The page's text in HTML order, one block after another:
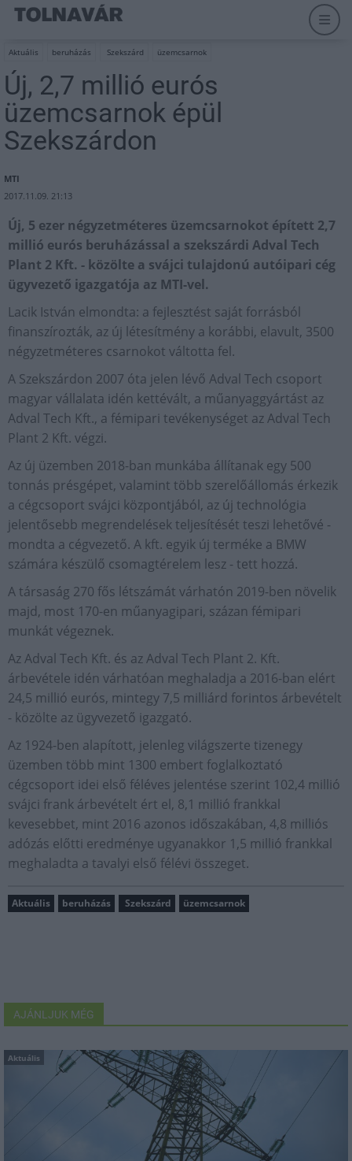
Aktuális beruházás Szekszárd üzemcsarnok
Új, 2,7 millió eurós
üzemcsarnok épül
Szekszárdon
MTI
2017.11.09. 21:13
Új, 5 ezer négyzetméteres üzemcsarnokot épített 2,7
millió eurós beruházással a szekszárdi Adval Tech
Plant 2 Kft. - közölte a svájci tulajdonú autóipari cég
ügyvezető igazgatója az MTI-vel.
Lacik István elmondta: a fejlesztést saját forrásból
finanszírozták, az új létesítmény a korábbi, elavult, 3500
négyzetméteres csarnokot váltotta fel.
A Szekszárdon 2007 óta jelen lévő Adval Tech csoport
magyar vállalata idén kettévált, a műanyaggyártást az
Adval Tech Kft., a fémipari tevékenységet az Adval Tech
Plant 2 Kft. végzi.
Az új üzemben 2018-ban munkába állítanak egy 500
tonnás présgépet, valamint több szerelőállomás érkezik
a cégcsoport svájci központjából, az új technológia
jelentősebb megrendelések teljesítését teszi lehetővé -
mondta a cégvezető. A kft. egyik új terméke a BMW
számára készülő csomagtérelem lesz - tett hozzá.
A társaság 270 fős létszámát várhatón 2019-ben növelik
majd, most 170-en műanyagipari, százan fémipari
munkát végeznek.
Az Adval Tech Kft. és az Adval Tech Plant 2. Kft.
árbevétele idén várhatóan meghaladja a 2016-ban elért
24,5 millió eurós, mintegy 7,5 milliárd forintos árbevételt
- közölte az ügyvezető igazgató.
Az 1924-ben alapított, jelenleg világszerte tizenegy
üzemben több mint 1300 embert foglalkoztató
cégcsoport idei első féléves jelentése szerint 102,4 millió
svájci frank árbevételt ért el, 8,1 millió frankkal
kevesebbet, mint 2016 azonos időszakában, 4,8 milliós
adózás előtti eredménye ugyanakkor 1,5 millió frankkal
meghaladta a tavalyi első félévi összeget.
Aktuális beruházás Szekszárd üzemcsarnok
AJÁNLJUK MÉG
Aktuális